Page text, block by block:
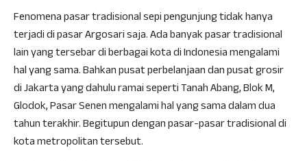
Fenomena pasar tradisional sepi pengunjung tidak hanya
terjadi di pasar Argosari saja. Ada banyak pasar tradisional
lain yang tersebar di berbagai kota di Indonesia mengalami
hal yang sama. Bahkan pusat perbelanjaan dan pusat grosir
di Jakarta yang dahulu ramai seperti Tanah Abang, Blok M,
Glodok, Pasar Senen mengalami hal yang sama dalam dua
tahun terakhir. Begitupun dengan pasar-pasar tradisional di
kota metropolitan tersebut.